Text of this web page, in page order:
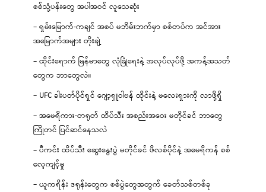
စစ်သုံ့ပန်းတွေ အပါအဝင် လူသေဆုံး
– ရှမ်းမြောက်-ကချင် အစပ် မဘိမ်းဘက်မှာ စစ်တပ်က အင်အား
အမြောက်အများ တိုးချဲ့
– ထိုင်းရောက် မြန်မာတွေ လုံခြုံရေးနဲ့ အလုပ်လုပ်ဖို့ အကန့်အသတ်
တွေက ဘာတွေလဲ။
– UFC ခါးပတ်ပိုင်ရှင် ဂျော့ရှူဝါဗန် ထိုင်းနဲ့ မလေးရှားကို လာဖို့ရှိ
– အမေရိကား-တရုတ် ထိပ်သီး အစည်းအဝေး မတိုင်ခင် ဘာတွေ
ကြိုတင် ပြင်ဆင်နေသလဲ
– ပီကင်း ထိပ်သီး ဆွေးနွေးပွဲ မတိုင်ခင် ဖိလစ်ပိုင်နဲ့ အမေရိကန် စစ်
လေ့ကျင့်မှု
– ယူကရိန်း ဒရုန်းတွေက စစ်ပွဲတွေအတွက် ခေတ်သစ်တစ်ခု